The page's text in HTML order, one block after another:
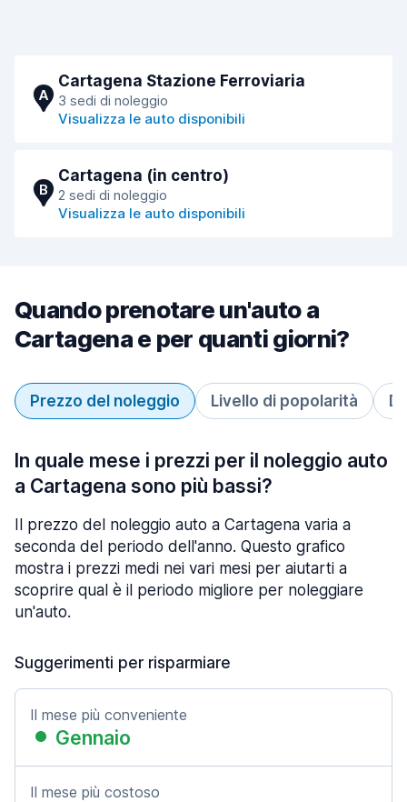
A
Cartagena Stazione Ferroviaria
3 sedi di noleggio
Visualizza le auto disponibili
B
Cartagena (in centro)
2 sedi di noleggio
Visualizza le auto disponibili
Quando prenotare un'auto a
Cartagena e per quanti giorni?
Prezzo del noleggio Livello di popolarità
In quale mese i prezzi per il noleggio auto
a Cartagena sono più bassi?
Il prezzo del noleggio auto a Cartagena varia a
seconda del periodo dell'anno. Questo grafico
mostra i prezzi medi nei vari mesi per aiutarti a
scoprire qual è il periodo migliore per noleggiare
un'auto.
Suggerimenti per risparmiare
Il mese più conveniente
Gennaio
Il mese più costoso